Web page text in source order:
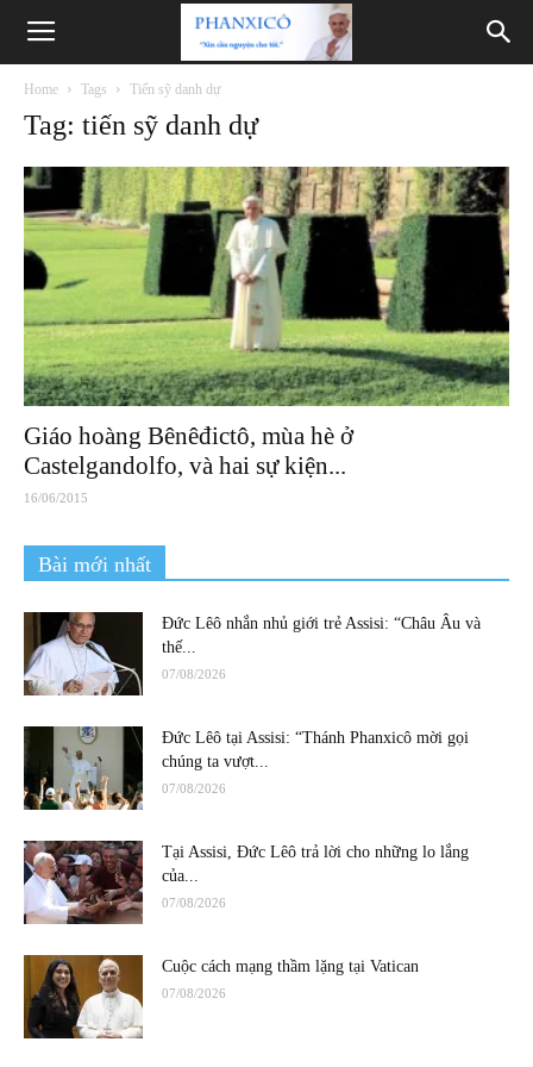
Phanxicô
Home Tags Tiến sỹ danh dự
Tag: tiến sỹ danh dự
Giáo hoàng Bênêđictô, mùa hè ở
Castelgandolfo, và hai sự kiện...
16/06/2015
Bài mới nhất
Đức Lêô nhắn nhủ giới trẻ Assisi: “Châu Âu và
thế...
07/08/2026
Đức Lêô tại Assisi: “Thánh Phanxicô mời gọi
chúng ta vượt...
07/08/2026
Tại Assisi, Đức Lêô trả lời cho những lo lắng
của...
07/08/2026
Cuộc cách mạng thầm lặng tại Vatican
07/08/2026